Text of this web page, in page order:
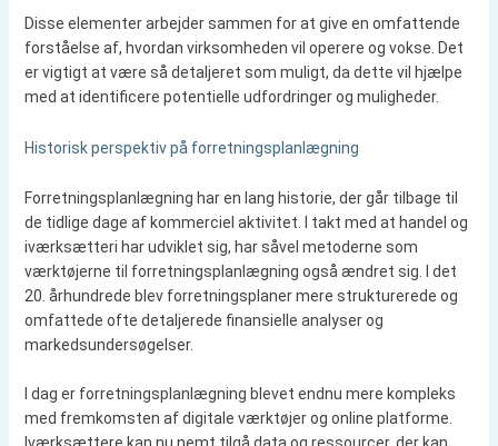
Disse elementer arbejder sammen for at give en omfattende
forståelse af, hvordan virksomheden vil operere og vokse. Det
er vigtigt at være så detaljeret som muligt, da dette vil hjælpe
med at identificere potentielle udfordringer og muligheder.
Historisk perspektiv på forretningsplanlægning
Forretningsplanlægning har en lang historie, der går tilbage til
de tidlige dage af kommerciel aktivitet. I takt med at handel og
iværksætteri har udviklet sig, har såvel metoderne som
værktøjerne til forretningsplanlægning også ændret sig. I det
20. århundrede blev forretningsplaner mere strukturerede og
omfattede ofte detaljerede finansielle analyser og
markedsundersøgelser.
I dag er forretningsplanlægning blevet endnu mere kompleks
med fremkomsten af digitale værktøjer og online platforme.